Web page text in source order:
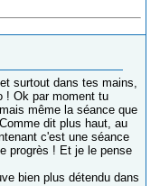
surtout dans tes mains,
! Ok par moment tu
même la séance que
dit plus haut, au
c'est une séance
progrès ! Et je le pense
bien plus détendu dans